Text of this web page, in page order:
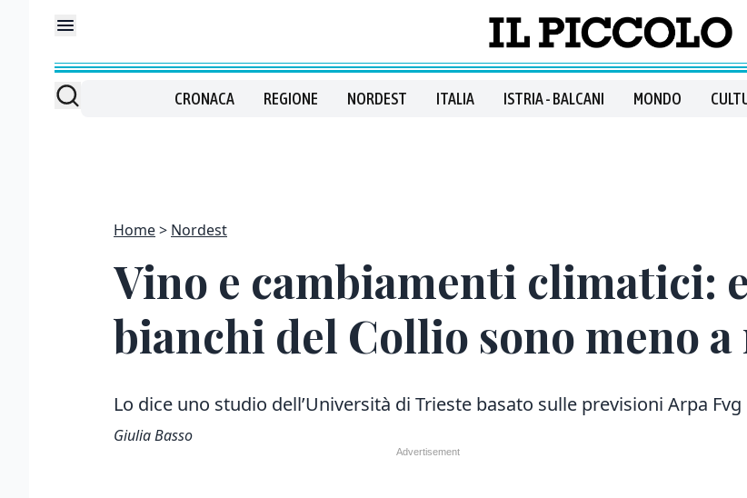
CRONACA REGIONE NORDEST ITALIA ISTRIA - BALCANI MONDO
Home Nordest
Vino e cambiamenti climatici:
bianchi del Collio sono meno
Lo dice uno studio dell’Università di Trieste basato sulle previsioni Arpa Fvg
Giulia Basso